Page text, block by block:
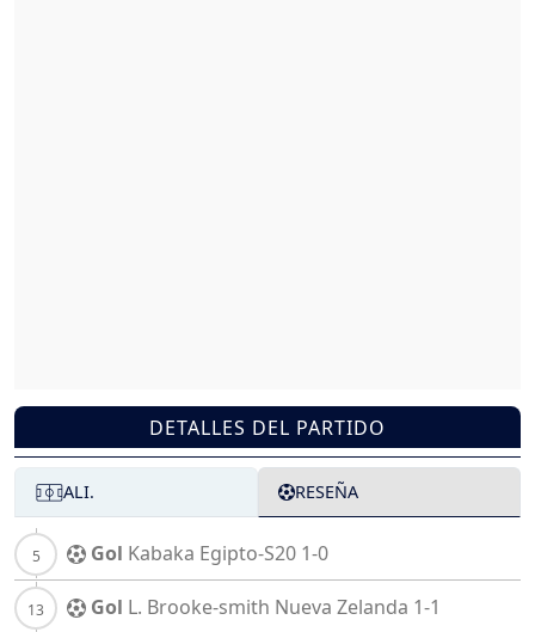
DETALLES DEL PARTIDO
ALI. RESEÑA
Gol Kabaka Egipto-S20 1-0
Gol L. Brooke-smith Nueva Zelanda 1-1